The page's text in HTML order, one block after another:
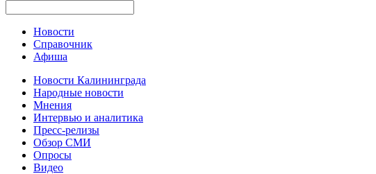
Новости
Справочник
Афиша
Новости Калининграда
Народные новости
Мнения
Интервью и аналитика
Пресс-релизы
Обзор СМИ
Опросы
Видео